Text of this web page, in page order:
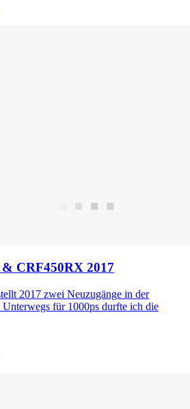
CRF450RX 2017
2017 zwei Neuzugänge in der
für 1000ps durfte ich die